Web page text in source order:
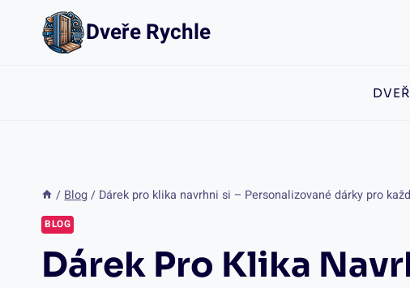
Přeskočit
Dveře Rychle
/ Blog / Dárek pro klika navrhni si – Personalizované dárky pro
BLOG
Dárek Pro Klika